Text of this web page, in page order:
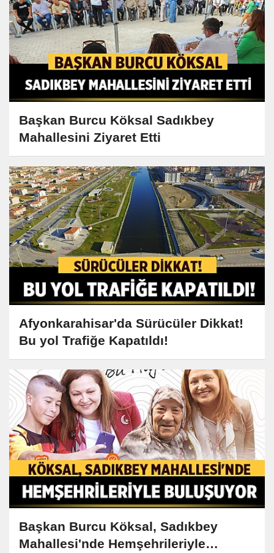
Başkan Burcu Köksal Sadıkbey
Mahallesini Ziyaret Etti
Afyonkarahisar'da Sürücüler Dikkat!
Bu yol Trafiğe Kapatıldı!
Başkan Burcu Köksal, Sadıkbey
Mahallesi'nde Hemşehrileriyle